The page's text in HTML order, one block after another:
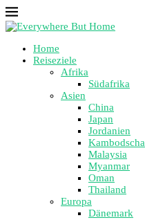
Home
Reiseziele
Afrika
Südafrika
Asien
China
Japan
Jordanien
Kambodscha
Malaysia
Myanmar
Oman
Thailand
Europa
Dänemark